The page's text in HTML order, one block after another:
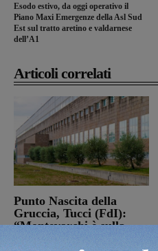
Esodo estivo, da oggi operativo il
Piano Maxi Emergenze della Asl Sud
Est sul tratto aretino e valdarnese
dell’A1
Articoli correlati
Punto Nascita della
Gruccia, Tucci (FdI):
“Montevarchi è sulla